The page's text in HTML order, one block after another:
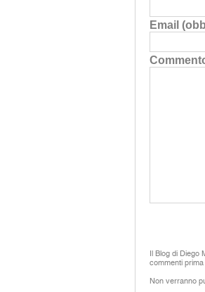
Email
Il Blog di
commenti
Non verranno